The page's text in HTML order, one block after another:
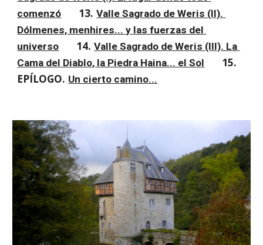
comenzó
13. Valle Sagrado de Weris (II).
Dólmenes, menhires... y las fuerzas del
universo
14. Valle Sagrado de Weris (III). La
Cama del Diablo, la Piedra Haina... el Sol
15.
EPÍLOGO. Un cierto camino...